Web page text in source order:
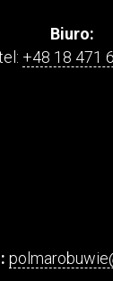
Biuro:
+48 18 471